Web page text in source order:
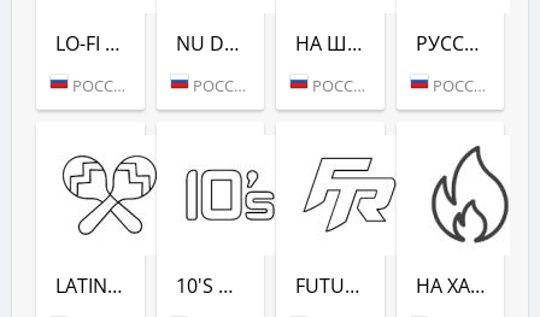
LO-FI HOUSE (РАДИО РЕКОРД)
РОССИЯ (МОСКВА)
NU DANCE (РАДИО РЕКОРД)
РОССИЯ (МОСКВА)
НА ШАШЛЫКИ (РАДИО РЕКОРД)
РОССИЯ (САНКТ-ПЕТЕРБУРГ)
РУССКАЯ ЗИМА (РАДИО РЕКОРД)
РОССИЯ (МОСКВА)
LATINA DANCE (РАДИО РЕКОРД) 10'S DANCE (РАДИО РЕКОРД) FUTURE RAVE (РАДИО РЕКОРД) НА ХАЙПЕ (РАДИО РЕКОРД)